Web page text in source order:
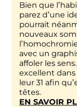
Bien que
parez d’une
pourrait
nouveaux
avec un
affoler les
excellent dans
leur 31 afin
têtes.
EN SAVOIR